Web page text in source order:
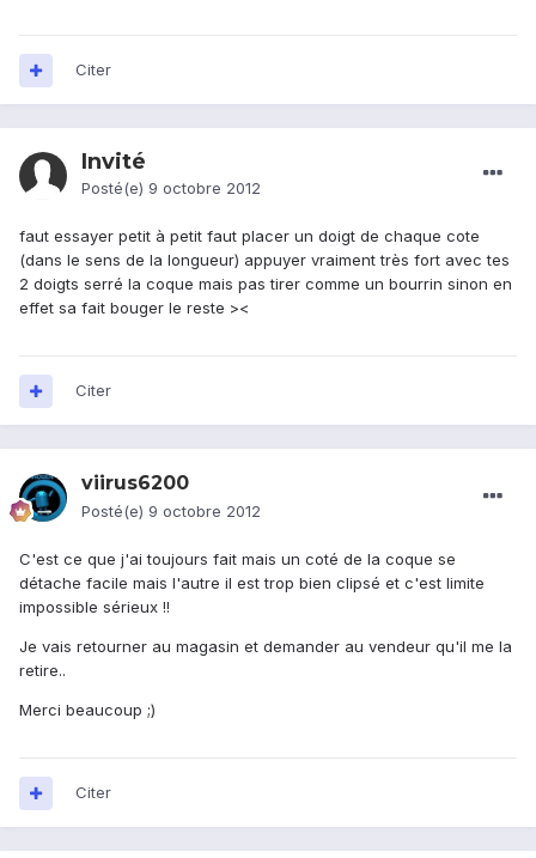
Citer
Invité
Posté(e) 9 octobre 2012
faut essayer petit à petit faut placer un doigt de chaque cote
(dans le sens de la longueur) appuyer vraiment très fort avec tes
2 doigts serré la coque mais pas tirer comme un bourrin sinon en
effet sa fait bouger le reste ><
Citer
viirus6200
Posté(e) 9 octobre 2012
C'est ce que j'ai toujours fait mais un coté de la coque se
détache facile mais l'autre il est trop bien clipsé et c'est limite
impossible sérieux !!
Je vais retourner au magasin et demander au vendeur qu'il me la
retire..
Merci beaucoup ;)
Citer